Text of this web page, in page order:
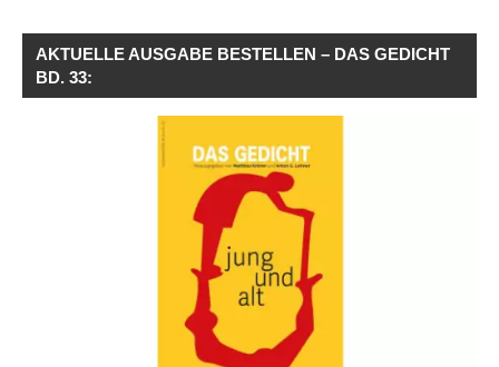
AKTUELLE AUSGABE BESTELLEN – DAS GEDICHT
BD. 33: